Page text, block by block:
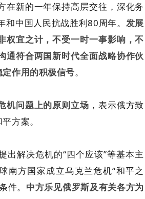
在新的一年保持高层交往，深化务
中国人民抗战胜利80周年。 发展
权宜之计，不受一时一事影响，不
通符合两国新时代全面战略协作伙
作用的积极信号。
机问题上的原则立场 ，表示俄方致
方案。
出解决危机的“四个应该”等基本主
南方国家成立乌克兰危机“和平之
件。 中方乐见俄罗斯及有关各方为